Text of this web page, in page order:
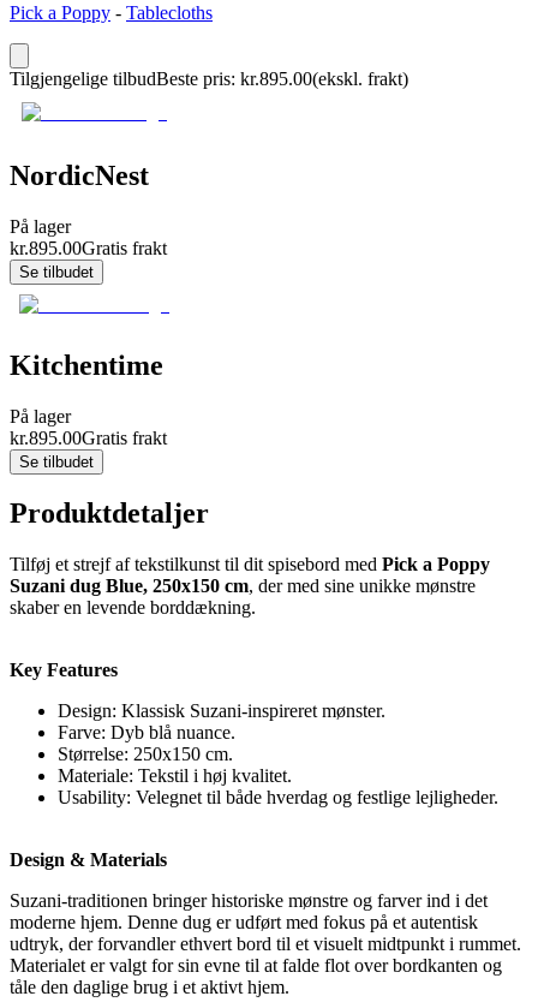
Pick a Poppy - Tablecloths
Tilgjengelige tilbudBeste pris: kr.895.00(ekskl. frakt)
NordicNest
På lager
kr.895.00Gratis frakt
Se tilbudet
Kitchentime
På lager
kr.895.00Gratis frakt
Se tilbudet
Produktdetaljer
Tilføj et strejf af tekstilkunst til dit spisebord med Pick a Poppy
Suzani dug Blue, 250x150 cm, der med sine unikke mønstre
skaber en levende borddækning.
Key Features
Design: Klassisk Suzani-inspireret mønster.
Farve: Dyb blå nuance.
Størrelse: 250x150 cm.
Materiale: Tekstil i høj kvalitet.
Usability: Velegnet til både hverdag og festlige lejligheder.
Design & Materials
Suzani-traditionen bringer historiske mønstre og farver ind i det
moderne hjem. Denne dug er udført med fokus på et autentisk
udtryk, der forvandler ethvert bord til et visuelt midtpunkt i rummet.
Materialet er valgt for sin evne til at falde flot over bordkanten og
tåle den daglige brug i et aktivt hjem.